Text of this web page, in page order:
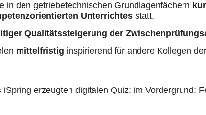
in den getriebetechnischen Grundlagenfächern
Unterrichtesstatt,
Qualitätssteigerung der
mittelfristig inspirierend für andere Kollegen
erzeugten digitalen Quiz; im Vordergrund: